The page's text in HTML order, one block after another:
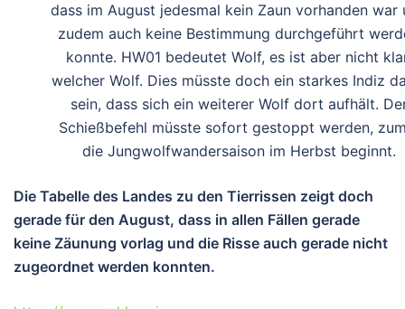
dass im August jedesmal kein Zaun vorhanden war
zudem auch keine Bestimmung durchgeführt
konnte. HW01 bedeutet Wolf, es ist aber nicht
welcher Wolf. Dies müsste doch ein starkes Indiz
sein, dass sich ein weiterer Wolf dort aufhält.
Schießbefehl müsste sofort gestoppt werden,
die Jungwolfwandersaison im Herbst beginnt.
Die Tabelle des Landes zu den Tierrissen zeigt doch
gerade für den August, dass in allen Fällen gerade
keine Zäunung vorlag und die Risse auch gerade nicht
zugeordnet werden konnten.